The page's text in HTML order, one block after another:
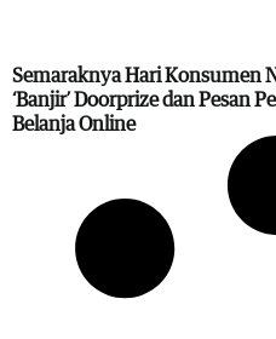
Semaraknya Hari Konsumen
‘Banjir’ Doorprize dan Pesan
Belanja Online